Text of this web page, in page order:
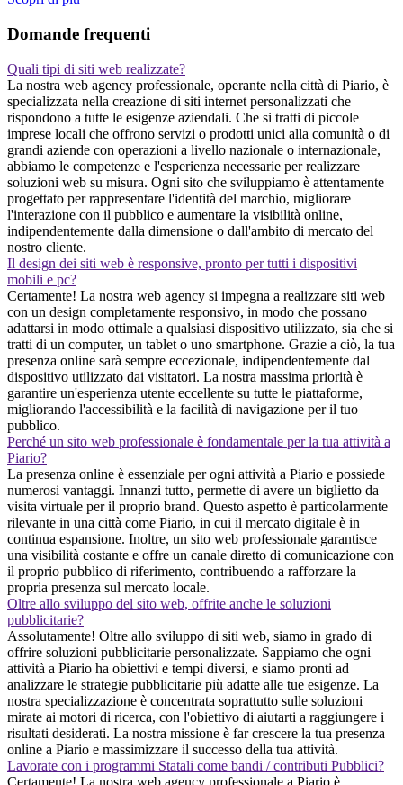
Domande frequenti
Quali tipi di siti web realizzate?
La nostra web agency professionale, operante nella città di Piario, è
specializzata nella creazione di siti internet personalizzati che
rispondono a tutte le esigenze aziendali. Che si tratti di piccole
imprese locali che offrono servizi o prodotti unici alla comunità o di
grandi aziende con operazioni a livello nazionale o internazionale,
abbiamo le competenze e l'esperienza necessarie per realizzare
soluzioni web su misura. Ogni sito che sviluppiamo è attentamente
progettato per rappresentare l'identità del marchio, migliorare
l'interazione con il pubblico e aumentare la visibilità online,
indipendentemente dalla dimensione o dall'ambito di mercato del
nostro cliente.
Il design dei siti web è responsive, pronto per tutti i dispositivi
mobili e pc?
Certamente! La nostra web agency si impegna a realizzare siti web
con un design completamente responsivo, in modo che possano
adattarsi in modo ottimale a qualsiasi dispositivo utilizzato, sia che si
tratti di un computer, un tablet o uno smartphone. Grazie a ciò, la tua
presenza online sarà sempre eccezionale, indipendentemente dal
dispositivo utilizzato dai visitatori. La nostra massima priorità è
garantire un'esperienza utente eccellente su tutte le piattaforme,
migliorando l'accessibilità e la facilità di navigazione per il tuo
pubblico.
Perché un sito web professionale è fondamentale per la tua attività a
Piario?
La presenza online è essenziale per ogni attività a Piario e possiede
numerosi vantaggi. Innanzi tutto, permette di avere un biglietto da
visita virtuale per il proprio brand. Questo aspetto è particolarmente
rilevante in una città come Piario, in cui il mercato digitale è in
continua espansione. Inoltre, un sito web professionale garantisce
una visibilità costante e offre un canale diretto di comunicazione con
il proprio pubblico di riferimento, contribuendo a rafforzare la
propria presenza sul mercato locale.
Oltre allo sviluppo del sito web, offrite anche le soluzioni
pubblicitarie?
Assolutamente! Oltre allo sviluppo di siti web, siamo in grado di
offrire soluzioni pubblicitarie personalizzate. Sappiamo che ogni
attività a Piario ha obiettivi e tempi diversi, e siamo pronti ad
analizzare le strategie pubblicitarie più adatte alle tue esigenze. La
nostra specializzazione è concentrata soprattutto sulle soluzioni
mirate ai motori di ricerca, con l'obiettivo di aiutarti a raggiungere i
risultati desiderati. La nostra missione è far crescere la tua presenza
online a Piario e massimizzare il successo della tua attività.
Lavorate con i programmi Statali come bandi / contributi Pubblici?
Certamente! La nostra web agency professionale a Piario è